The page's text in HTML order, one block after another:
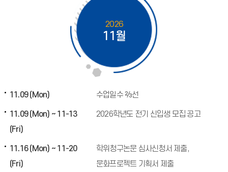
2026
11월
11.09 (Mon) 수업일수 ⅔선
11.09 (Mon) ~ 11-13
(Fri)
2026학년도 전기 신입생 모집 공고
11.16 (Mon) ~ 11-20
(Fri)
학위청구논문 심사신청서 제출,
문화프로젝트 기획서 제출